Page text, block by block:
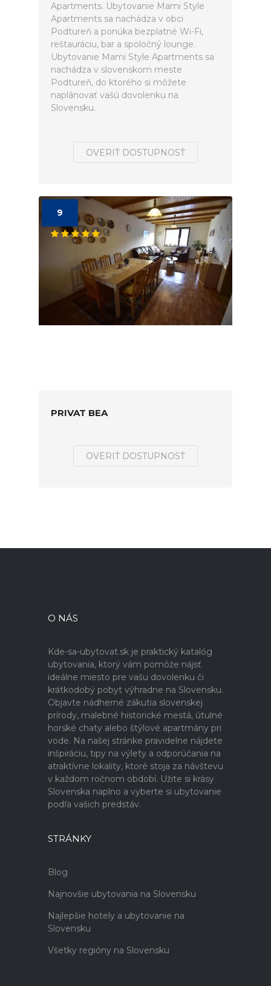
Apartments. Ubytovanie Mami Style
Apartments sa nachádza v obci
Podtureň a ponúka bezplatné Wi-Fi,
reštauráciu, bar a spoločný lounge.
Ubytovanie Mami Style Apartments sa
nachádza v slovenskom meste
Podtureň, do ktorého si môžete
naplánovať vašú dovolenku na
Slovensku.
OVERIŤ DOSTUPNOSŤ
9
PRIVAT BEA
OVERIŤ DOSTUPNOSŤ
O NÁS
Kde-sa-ubytovat.sk je praktický katalóg
ubytovania, ktorý vám pomôže nájsť
ideálne miesto pre vašu dovolenku či
krátkodobý pobyt výhradne na Slovensku.
Objavte nádherné zákutia slovenskej
prírody, malebné historické mestá, útulné
horské chaty alebo štýlové apartmány pri
vode. Na našej stránke pravidelne nájdete
inšpiráciu, tipy na výlety a odporúčania na
atraktívne lokality, ktoré stoja za návštevu
v každom ročnom období. Užite si krásy
Slovenska naplno a vyberte si ubytovanie
podľa vašich predstáv.
STRÁNKY
Blog
Najnovšie ubytovania na Slovensku
Najlepšie hotely a ubytovanie na
Slovensku
Všetky regióny na Slovensku